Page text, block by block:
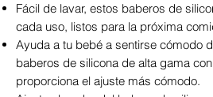
Fácil de lavar, estos baberos de
cada uso, listos para la próxima
Ayuda a tu bebé a sentirse cómodo
baberos de silicona de alta gama
proporciona el ajuste más cómodo.